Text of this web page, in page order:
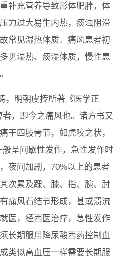
补充营养导致形体肥胖，体
力过大易生内热，痰浊阻滞
常见湿热体质。痛风患者初
见湿热、痰湿体质，慢性患
，明朝虞抟所著《医学正
，即今之痛风也。诸方书又
于四肢骨节，如虎咬之状，
呈间歇性发作，急性发作时
夜间加剧，70%以上的患者
次累及踝、膝、指、腕、肘
痛风石结节形成，甚或溃流
医，经西医治疗，急性发作
长期服用降尿酸西药控制血
类似高血压一样需要长期服